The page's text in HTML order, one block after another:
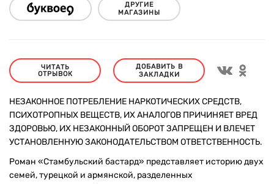
ДРУГИЕ
МАГАЗИНЫ
ЧИТАТЬ
ОТРЫВОК
ДОБАВИТЬ В
ЗАКЛАДКИ
НЕЗАКОННОЕ ПОТРЕБЛЕНИЕ НАРКОТИЧЕСКИХ СРЕДСТВ,
ПСИХОТРОПНЫХ ВЕЩЕСТВ, ИХ АНАЛОГОВ ПРИЧИНЯЕТ ВРЕД
ЗДОРОВЬЮ, ИХ НЕЗАКОННЫЙ ОБОРОТ ЗАПРЕЩЕН И ВЛЕЧЕТ
УСТАНОВЛЕННУЮ ЗАКОНОДАТЕЛЬСТВОМ ОТВЕТСТВЕННОСТЬ.
Роман «Стамбульский бастард» представляет историю двух
семей, турецкой и армянской, разделенных